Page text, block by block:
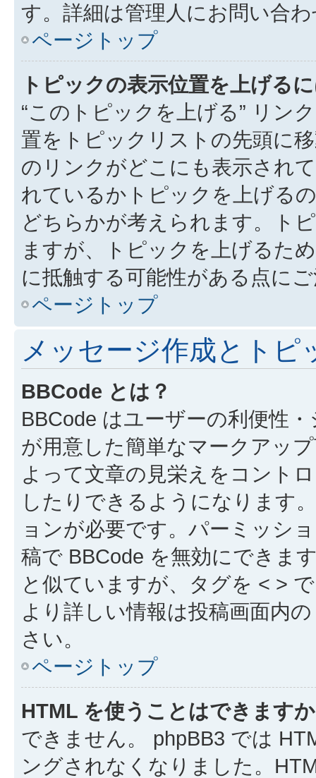
す。詳細は管理人にお問い合
ページトップ
トピックの表示位置を上げる
“このトピックを上げる” リン
置をトピックリストの先頭に
のリンクがどこにも表示され
れているかトピックを上げる
どちらかが考えられます。ト
ますが、トピックを上げるた
に抵触する可能性がある点に
ページトップ
メッセージ作成とトピ
BBCode とは？
BBCode はユーザーの利便性
が用意した簡単なマークアッ
よって文章の見栄えをコント
したりできるようになります
ョンが必要です。パーミッシ
稿で BBCode を無効にできま
と似ていますが、タグを < >
より詳しい情報は投稿画面内
さい。
ページトップ
HTML を使うことはできます
できません。 phpBB3 では
ングされなくなりました。